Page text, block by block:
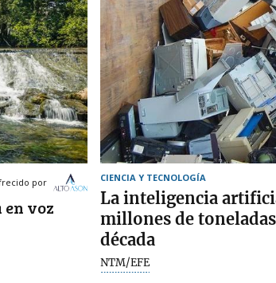
por
voz
CIENCIA Y TECNOLOGÍA
La inteligencia
millones de
década
NTM/EFE